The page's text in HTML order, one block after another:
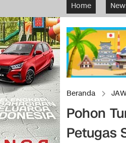
Home
Beranda
Pohon
Petugas